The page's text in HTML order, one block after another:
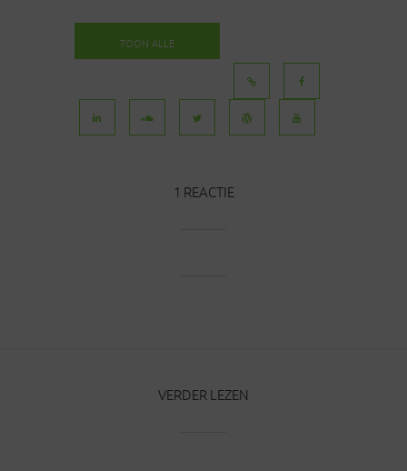
TOON ALLE
1 REACTIE
VERDER LEZEN